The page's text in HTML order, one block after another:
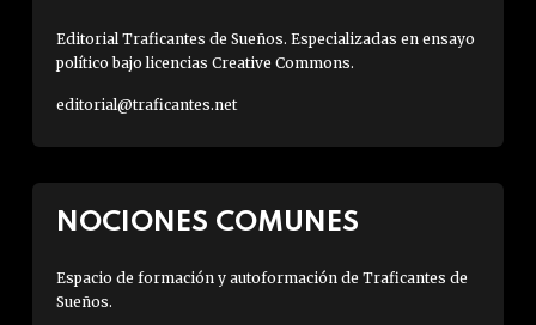
Editorial Traficantes de Sueños. Especializadas en ensayo
político bajo licencias Creative Commons.
editorial@traficantes.net
NOCIONES COMUNES
Espacio de formación y autoformación de Traficantes de
Sueños.